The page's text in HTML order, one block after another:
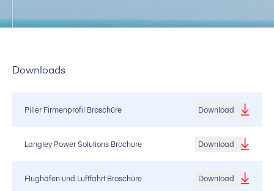
Downloads
Piller Firmenprofil Broschüre Download
Langley Power Solutions Brochure Download
Flughäfen und Luftfahrt Broschüre Download